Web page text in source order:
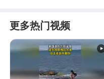
更多热门视频